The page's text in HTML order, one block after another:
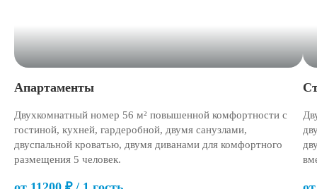
Апартаменты
Двухкомнатный номер 56 м² повышенной комфортности с
гостиной, кухней, гардеробной, двумя санузлами,
двуспальной кроватью, двумя диванами для комфортного
размещения 5 человек.